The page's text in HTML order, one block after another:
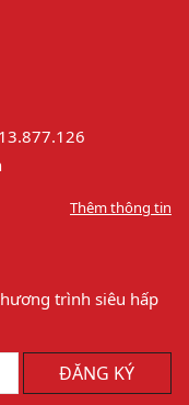
Thêm thông tin
trình siêu hấp
ĐĂNG KÝ